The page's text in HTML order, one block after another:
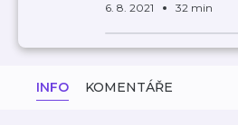
6. 8. 2021 32 min
INFO KOMENTÁŘE